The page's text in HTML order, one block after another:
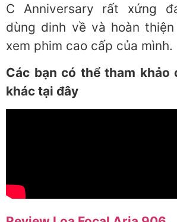
C Anniversary rất xứng
dùng dinh về và hoàn
xem phim cao cấp của mình.
Các bạn có thể tham khảo
khác tại đây